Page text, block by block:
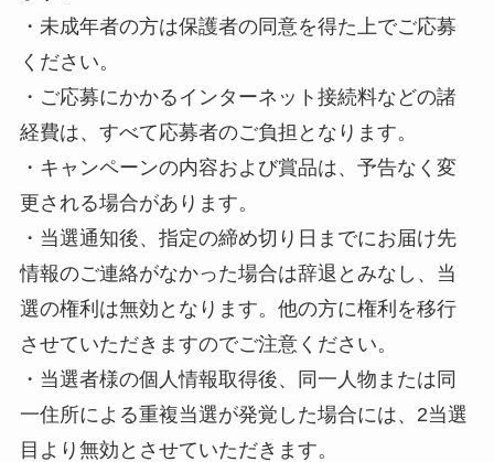
・未成年者の方は保護者の同意を得た上でご応募
ください。
・ご応募にかかるインターネット接続料などの諸
経費は、すべて応募者のご負担となります。
・キャンペーンの内容および賞品は、予告なく変
更される場合があります。
・当選通知後、指定の締め切り日までにお届け先
情報のご連絡がなかった場合は辞退とみなし、当
選の権利は無効となります。他の方に権利を移行
させていただきますのでご注意ください。
・当選者様の個人情報取得後、同一人物または同
一住所による重複当選が発覚した場合には、2当選
目より無効とさせていただきます。